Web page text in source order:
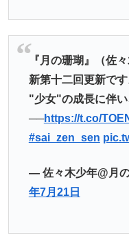
『月の珊瑚』（佐
新第十二回更新です
"少女"の成長に伴
──https://t.co/
#sai_zen_sen
— 佐々木少年@月
年7月21日